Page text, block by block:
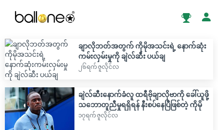
ချာလိုဘတ်အတွက် ကိုမိုအသင်းရဲ့ နောက်ဆုံး
ကမ်းလှမ်းမှုကို ချဲလ်ဆီး ပယ်ချ
၂၆ရက် ဇူလိုင်လ
ချဲလ်ဆီးနောက်ခံလူ ထရီဗိုချာလိုဗာကို ခေါ်ယူဖို့
သဘောတူညီမှုရရှိရန် နီးစပ်နေပြီဖြစ်တဲ့ ကိုမို
၁၇ရက် ဇူလိုင်လ